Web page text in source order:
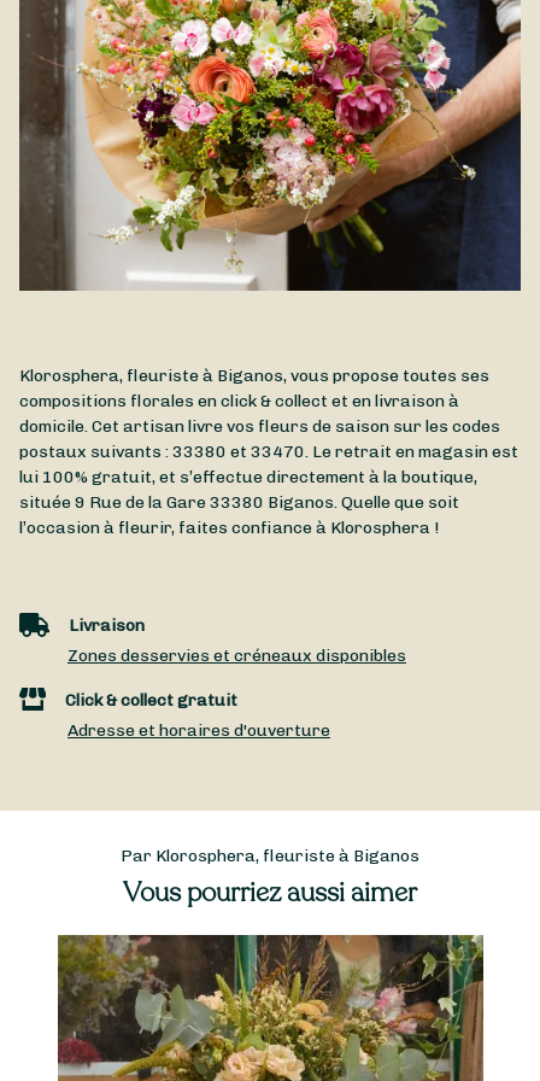
Klorosphera, fleuriste à Biganos, vous propose toutes ses
compositions florales en click & collect et en livraison à
domicile. Cet artisan livre vos fleurs de saison sur les codes
postaux suivants : 33380 et 33470. Le retrait en magasin est
lui 100% gratuit, et s’effectue directement à la boutique,
située9 Rue de la Gare33380 Biganos. Quelle que soit
l’occasion à fleurir, faites confiance à Klorosphera !
Livraison
Zones desservies et créneaux disponibles
Click & collect gratuit
Adresse et horaires d'ouverture
Par Klorosphera, fleuriste à Biganos
Vous pourriez aussi aimer